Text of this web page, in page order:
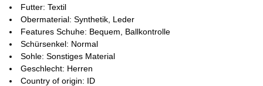
Futter: Textil
Obermaterial: Synthetik, Leder
Features Schuhe: Bequem, Ballkontrolle
Schürsenkel: Normal
Sohle: Sonstiges Material
Geschlecht: Herren
Country of origin: ID